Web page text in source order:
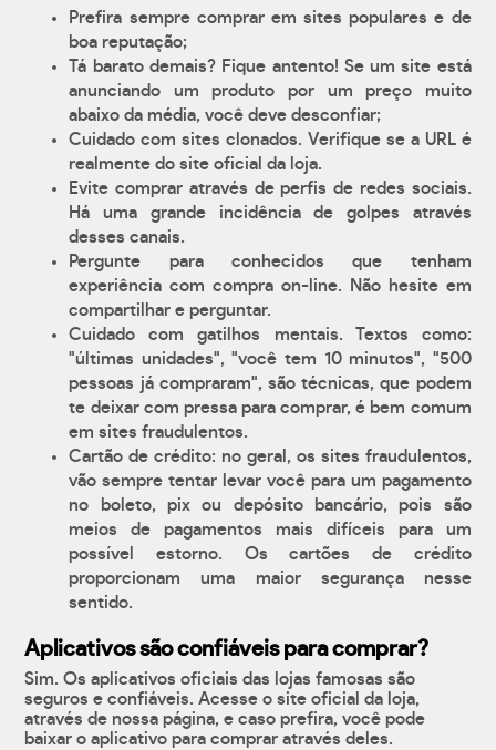
Prefira sempre comprar em sites populares e de
boa reputação;
Tá barato demais? Fique antento! Se um site está
anunciando um produto por um preço muito
abaixo da média, você deve desconfiar;
Cuidado com sites clonados. Verifique se a URL é
realmente do site oficial da loja.
Evite comprar através de perfis de redes sociais.
Há uma grande incidência de golpes através
desses canais.
Pergunte para conhecidos que tenham
experiência com compra on-line. Não hesite em
compartilhar e perguntar.
Cuidado com gatilhos mentais. Textos como:
"últimas unidades", "você tem 10 minutos", "500
pessoas já compraram", são técnicas, que podem
te deixar com pressa para comprar, é bem comum
em sites fraudulentos.
Cartão de crédito: no geral, os sites fraudulentos,
vão sempre tentar levar você para um pagamento
no boleto, pix ou depósito bancário, pois são
meios de pagamentos mais difíceis para um
possível estorno. Os cartões de crédito
proporcionam uma maior segurança nesse
sentido.
Aplicativos são confiáveis para comprar?
Sim. Os aplicativos oficiais das lojas famosas são
seguros e confiáveis. Acesse o site oficial da loja,
através de nossa página, e caso prefira, você pode
baixar o aplicativo para comprar através deles.